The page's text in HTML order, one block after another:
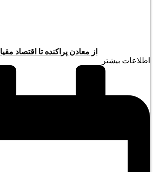
از معادن پراکنده تا اقتصاد
اطلاعات بیشتر